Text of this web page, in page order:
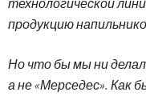
технологической
продукцию
Но что бы мы ни
а не «Мерседес». Как